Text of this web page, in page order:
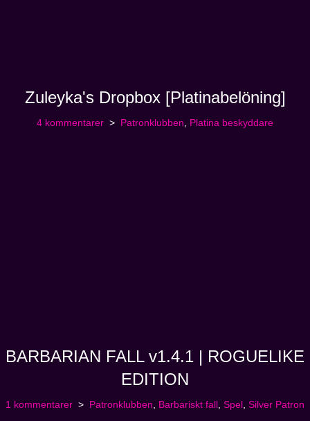
Zuleyka's Dropbox [Platinabelöning]
4 kommentarer Patronklubben Platina beskyddare
BARBARIAN FALL v1.4.1 | ROGUELIKE
EDITION
1 kommentarer Patronklubben Barbariskt fall Spel Silver Patron